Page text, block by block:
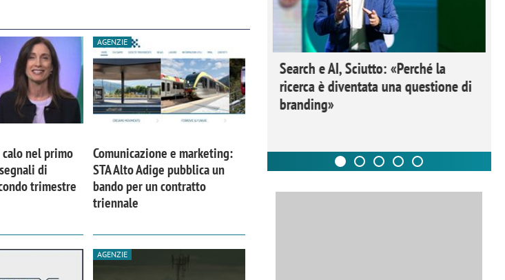
nel primo
di
trimestre
AGENZIE
Comunicazione e marketing:
STA Alto Adige pubblica un
bando per un contratto
triennale
AGENZIE
deve
Ricerche di mercato. Neri, Ipsos
Doxa: «Non basta più descrivere i
fenomeni: bisogna comprenderli e
tradurli in azioni»
Search e AI, Sciutto: «Perché la
ricerca è diventata una questione di
branding»